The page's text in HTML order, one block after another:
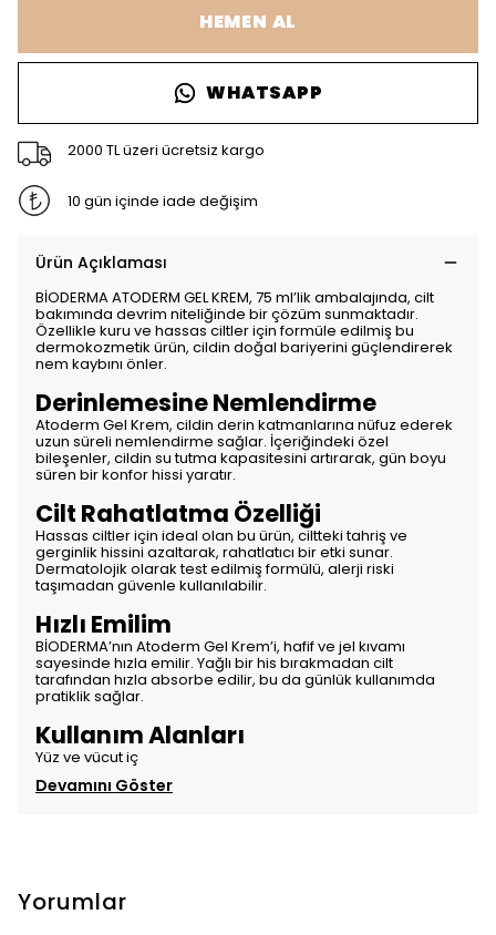
HEMEN AL
WHATSAPP
2000 TL üzeri ücretsiz kargo
10 gün içinde iade değişim
Ürün Açıklaması
BİODERMA ATODERM GEL KREM, 75 ml’lik ambalajında, cilt
bakımında devrim niteliğinde bir çözüm sunmaktadır.
Özellikle kuru ve hassas ciltler için formüle edilmiş bu
dermokozmetik ürün, cildin doğal bariyerini güçlendirerek
nem kaybını önler.
Derinlemesine Nemlendirme
Atoderm Gel Krem, cildin derin katmanlarına nüfuz ederek
uzun süreli nemlendirme sağlar. İçeriğindeki özel
bileşenler, cildin su tutma kapasitesini artırarak, gün boyu
süren bir konfor hissi yaratır.
Cilt Rahatlatma Özelliği
Hassas ciltler için ideal olan bu ürün, ciltteki tahriş ve
gerginlik hissini azaltarak, rahatlatıcı bir etki sunar.
Dermatolojik olarak test edilmiş formülü, alerji riski
taşımadan güvenle kullanılabilir.
Hızlı Emilim
BİODERMA’nın Atoderm Gel Krem’i, hafif ve jel kıvamı
sayesinde hızla emilir. Yağlı bir his bırakmadan cilt
tarafından hızla absorbe edilir, bu da günlük kullanımda
pratiklik sağlar.
Kullanım Alanları
Yüz ve vücut iç
Devamını Göster
Yorumlar